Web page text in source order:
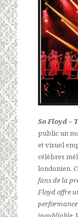
So Floyd –
public un
et visuel
célèbres
londonien.
fans de la
Floyd offre